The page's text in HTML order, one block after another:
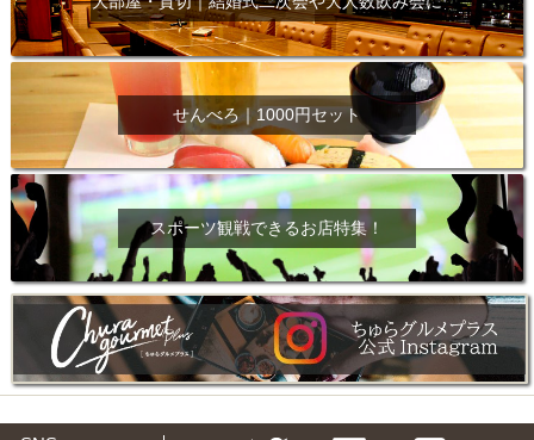
せんべろ｜1000円セット
スポーツ観戦できるお店特集！